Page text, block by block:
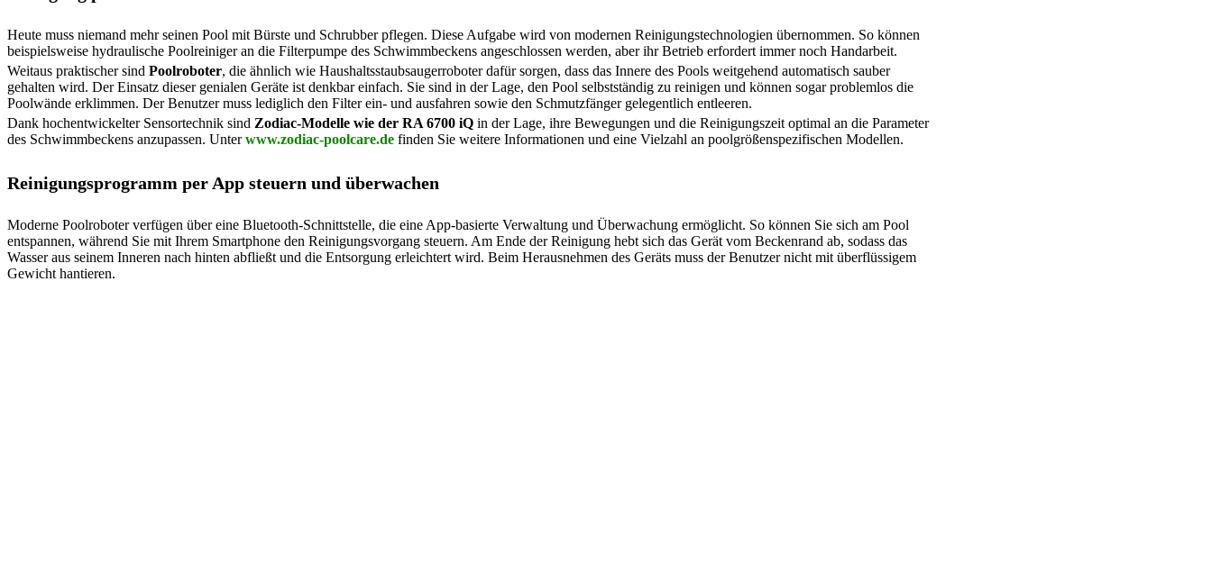
Heute muss niemand mehr seinen Pool mit Bürste und Schrubber pflegen. Diese Aufgabe wird von modernen Reinigungstechnologien übernommen. So können
beispielsweise hydraulische Poolreiniger an die Filterpumpe des Schwimmbeckens angeschlossen werden, aber ihr Betrieb erfordert immer noch Handarbeit.
Weitaus praktischer sind Poolroboter, die ähnlich wie Haushaltsstaubsaugerroboter dafür sorgen, dass das Innere des Pools weitgehend automatisch sauber
gehalten wird. Der Einsatz dieser genialen Geräte ist denkbar einfach. Sie sind in der Lage, den Pool selbstständig zu reinigen und können sogar problemlos die
Poolwände erklimmen. Der Benutzer muss lediglich den Filter ein- und ausfahren sowie den Schmutzfänger gelegentlich entleeren.
Dank hochentwickelter Sensortechnik sind Zodiac-Modelle wie der RA 6700 iQ in der Lage, ihre Bewegungen und die Reinigungszeit optimal an die Parameter
des Schwimmbeckens anzupassen. Unterwww.zodiac-poolcare.de finden Sie weitere Informationen und eine Vielzahl an poolgrößenspezifischen Modellen.
Reinigungsprogramm per App steuern und überwachen
Moderne Poolroboter verfügen über eine Bluetooth-Schnittstelle, die eine App-basierte Verwaltung und Überwachung ermöglicht. So können Sie sich am Pool
entspannen, während Sie mit Ihrem Smartphone den Reinigungsvorgang steuern. Am Ende der Reinigung hebt sich das Gerät vom Beckenrand ab, sodass das
Wasser aus seinem Inneren nach hinten abfließt und die Entsorgung erleichtert wird. Beim Herausnehmen des Geräts muss der Benutzer nicht mit überflüssigem
Gewicht hantieren.